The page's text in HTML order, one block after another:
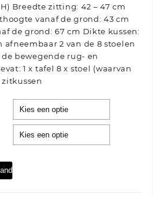
H) Breedte zitting: 42 – 47 cm
vanaf de grond: 43 cm
de grond: 67 cm Dikte kussen:
afneembaar 2 van de 8 stoelen
bewegende rug- en
1 x tafel 8 x stoel (waarvan
zitkussen